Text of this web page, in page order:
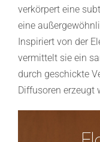
verkörpert eine
eine
Inspiriert von der
vermittelt sie ein
durch geschickte
Diffusoren erzeugt